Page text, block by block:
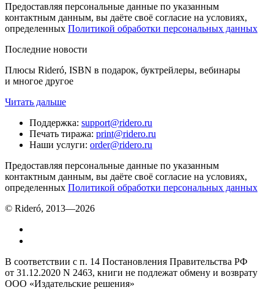
Предоставляя персональные данные по указанным
контактным данным, вы даёте своё согласие на условиях,
определенных Политикой обработки персональных данных
Последние новости
Плюсы Rideró, ISBN в подарок, буктрейлеры, вебинары
и многое другое
Читать дальше
Поддержка: support@ridero.ru
Печать тиража: print@ridero.ru
Наши услуги: order@ridero.ru
Предоставляя персональные данные по указанным
контактным данным, вы даёте своё согласие на условиях,
определенных Политикой обработки персональных данных
© Rideró, 2013—2026
В соответствии с п. 14 Постановления Правительства РФ
от 31.12.2020 N 2463, книги не подлежат обмену и возврату
ООО «Издательские решения»